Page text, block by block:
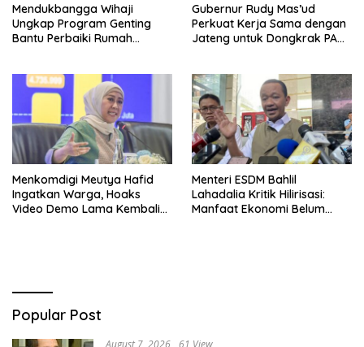
Mendukbangga Wihaji
Ungkap Program Genting
Bantu Perbaiki Rumah
Gubernur Rudy Mas’ud
Perkuat Kerja Sama dengan
Jateng untuk Dongkrak PAD
Menkomdigi Meutya Hafid
Ingatkan Warga, Hoaks
Video Demo Lama Kembali
Menteri ESDM Bahlil
Lahadalia Kritik Hilirisasi:
Manfaat Ekonomi Belum
Popular Post
August 7, 2026 61 View